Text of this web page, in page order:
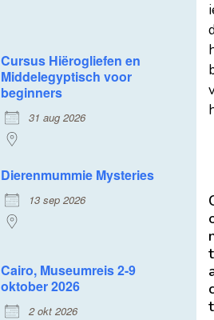
Cursus Hiërogliefen en
Middelegyptisch voor
beginners
31 aug 2026
Dierenmummie Mysteries
13 sep 2026
Cairo, Museumreis 2-9
oktober 2026
2 okt 2026
t
t